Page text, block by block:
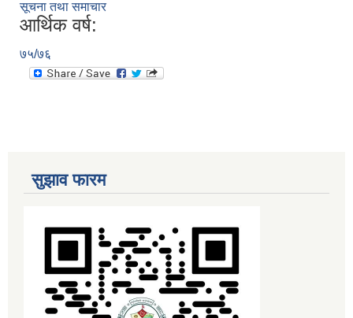
सूचना तथा समाचार
आर्थिक वर्ष:
७५/७६
सुझाव फारम